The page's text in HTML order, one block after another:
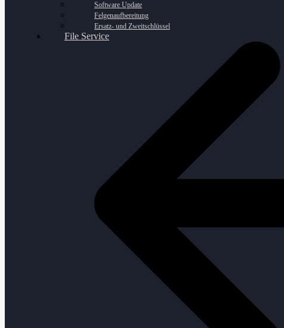
Software Update
Felgenaufbereitung
Ersatz- und Zweitschlüssel
File Service